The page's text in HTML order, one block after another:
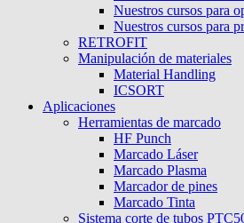
Nuestros cursos para
Nuestros cursos para
RETROFIT
Manipulación de materiales
Material Handling
ICSORT
Aplicaciones
Herramientas de marcado
HF Punch
Marcado Láser
Marcado Plasma
Marcador de pines
Marcado Tinta
Sistema corte de tubos